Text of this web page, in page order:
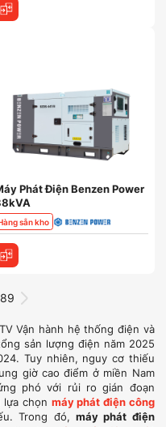
Phát Điện Benzen Power
sẵn kho
89
Vận hành hệ thống điện và
sản lượng điện năm 2025
Tuy nhiên, nguy cơ thiếu
giờ cao điểm ở miền Nam
phó với rủi ro gián đoạn
lựa chọn máy phát điện công
Trong đó,máy phát điện